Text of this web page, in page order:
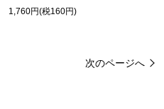
1,760円(税160円)
次のページへ